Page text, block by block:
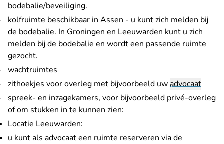
bodebalie/beveiliging.
kolfruimte beschikbaar in Assen - u kunt zich melden bij
de bodebalie. In Groningen en Leeuwarden kunt u zich
melden bij de bodebalie en wordt een passende ruimte
gezocht.
wachtruimtes
zithoekjes voor overleg met bijvoorbeeld uwadvocaat
spreek- en inzagekamers, voor bijvoorbeeld privé-overleg
of om stukken in te kunnen zien:
Locatie Leeuwarden:
u kunt als advocaat een ruimte reserveren via de